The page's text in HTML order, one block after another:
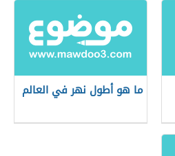
ما هو أطول نهر في العالم